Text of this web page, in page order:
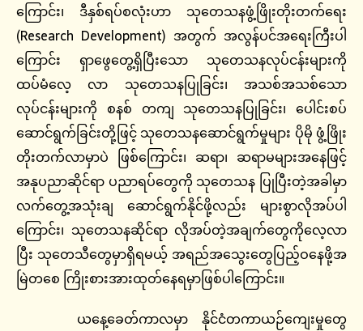
ကြောင်း၊ ဒီနှစ်ရပ်စလုံးဟာ သုတေသနဖွံ့ဖြိုးတိုးတက်ရေး
(Research Development) အတွက် အလွန်ပင်အရေးကြီးပါ
ကြောင်း ရှာဖွေတွေ့ရှိပြီးသော သုတေသနလုပ်ငန်းများကို
ထပ်မံလေ့ လာ သုတေသနပြုခြင်း၊ အသစ်အသစ်သော
လုပ်ငန်းများကို စနစ် တကျ သုတေသနပြုခြင်း၊ ပေါင်းစပ်
ဆောင်ရွက်ခြင်းတို့ဖြင့် သုတေသနဆောင်ရွက်မှုများ ပိုမို ဖွံ့ဖြိုး
တိုးတက်လာမှာပဲ ဖြစ်ကြောင်း၊ ဆရာ၊ ဆရာမများအနေဖြင့်
အနုပညာဆိုင်ရာ ပညာရပ်တွေကို သုတေသန ပြုပြီးတဲ့အခါမှာ
လက်တွေ့အသုံးချ ဆောင်ရွက်နိုင်ဖို့လည်း များစွာလိုအပ်ပါ
ကြောင်း၊ သုတေသနဆိုင်ရာ လိုအပ်တဲ့အချက်တွေကိုလေ့လာ
ပြီး သုတေသီတွေမှာရှိရမယ့် အရည်အသွေးတွေပြည့်ဝနေဖို့အ
မြဲတစေ ကြိုးစားအားထုတ်နေရမှာဖြစ်ပါကြောင်း။
ယနေ့ခေတ်ကာလမှာ နိုင်ငံတကာယဉ်ကျေးမှုတွေ